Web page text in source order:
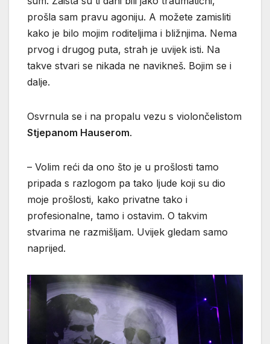
prošla sam pravu agoniju. A možete zamisliti
kako je bilo mojim roditeljima i bližnjima. Nema
prvog i drugog puta, strah je uvijek isti. Na
takve stvari se nikada ne navikneš. Bojim se i
dalje.
Osvrnula se i na propalu vezu s violončelistom
Stjepanom Hauserom.
– Volim reći da ono što je u prošlosti tamo
pripada s razlogom pa tako ljude koji su dio
moje prošlosti, kako privatne tako i
profesionalne, tamo i ostavim. O takvim
stvarima ne razmišljam. Uvijek gledam samo
naprijed.